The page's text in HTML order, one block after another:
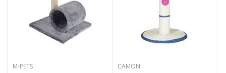
M-PETS
CAMON